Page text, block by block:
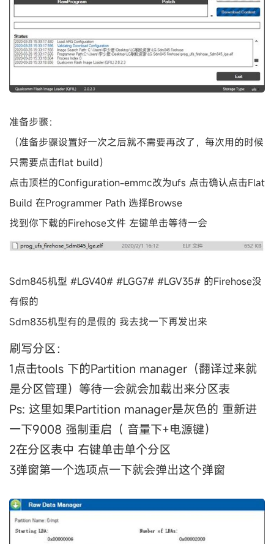
准备步骤：
（准备步骤设置好一次之后就不需要再改了，每次用的时候
只需要点击flat build）
点击顶栏的Configuration-emmc改为ufs 点击确认点击Flat
Build 在Programmer Path 选择Browse
找到你下载的Firehose文件 左键单击等待一会
Sdm845机型 #LGV40# #LGG7# #LGV35# 的Firehose没
有假的
Sdm835机型有的是假的 我去找一下再发出来
刷写分区：
1点击tools 下的Partition manager（翻译过来就
是分区管理）等待一会就会加载出来分区表
Ps: 这里如果Partition manager是灰色的 重新进
一下9008 强制重启（ 音量下+电源键）
2在分区表中 右键单击单个分区
3弹窗第一个选项点一下就会弹出这个弹窗